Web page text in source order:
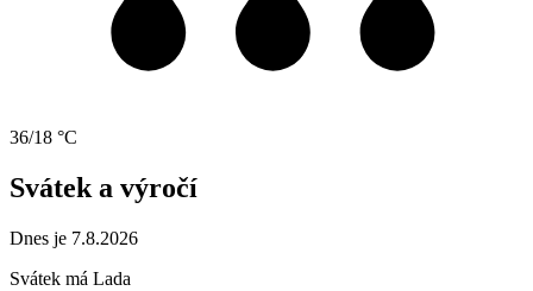
36/18 °C
Svátek a výročí
Dnes je 7.8.2026
Svátek má Lada